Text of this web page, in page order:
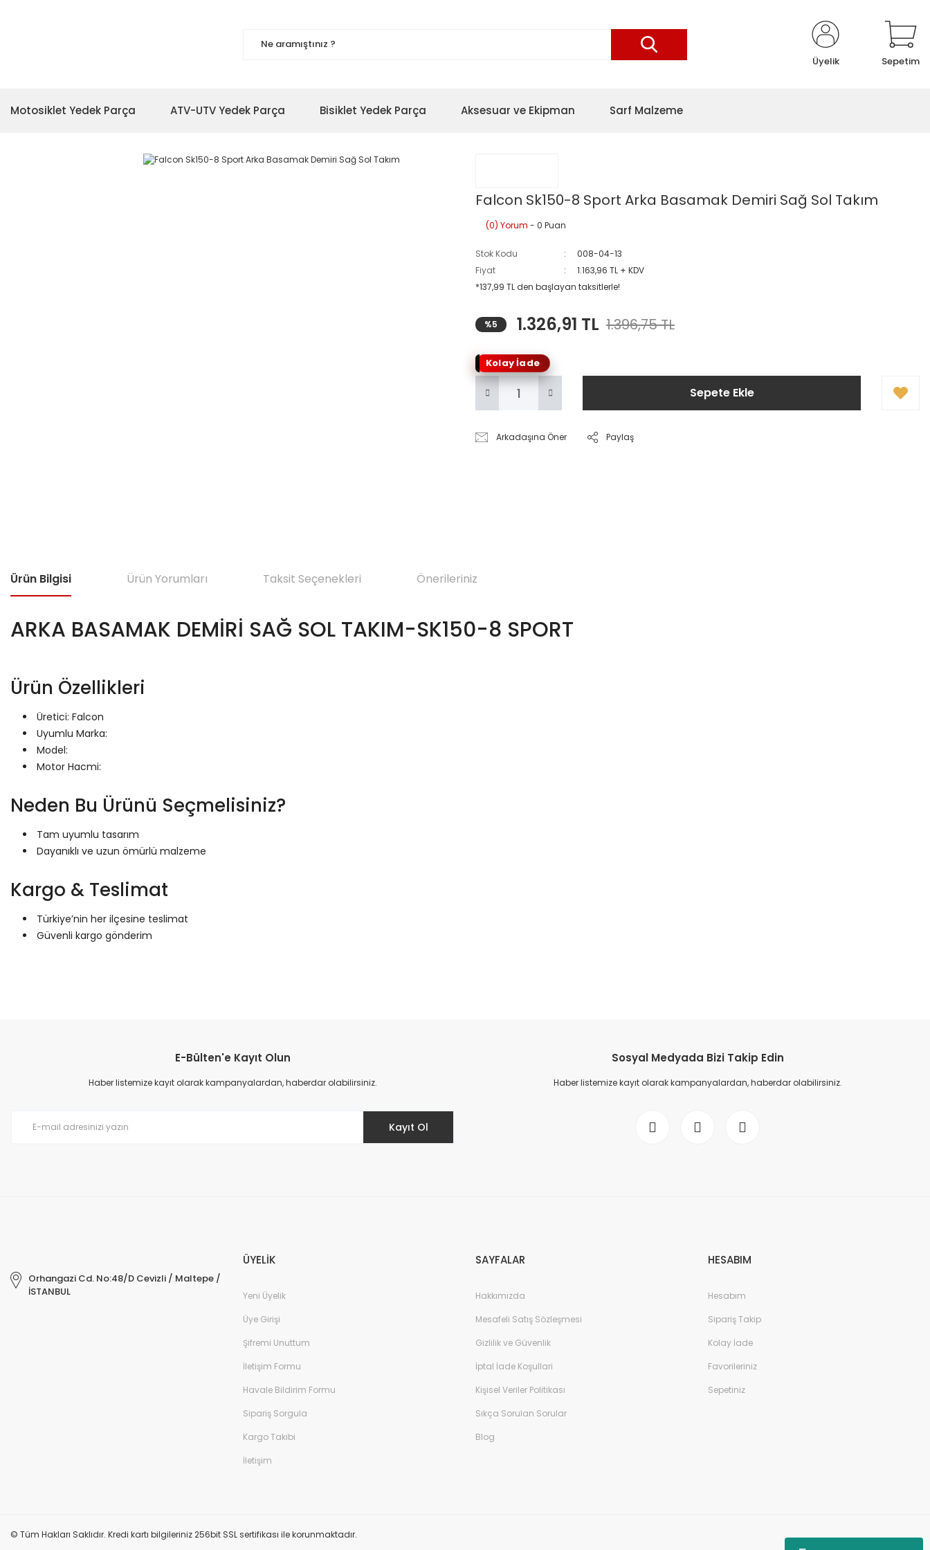
Üyelik Sepetim
Motosiklet Yedek Parça ATV-UTV Yedek Parça Bisiklet Yedek Parça Aksesuar ve Ekipman Sarf Malzeme
Falcon Sk150-8 Sport Arka Basamak Demiri Sağ Sol Takım
(0) Yorum - 0 Puan
Stok Kodu
008-04-13
Fiyat
1.163,96 TL + KDV
*137,99 TL den başlayan taksitlerle!
%5 1.326,91 TL 1.396,75 TL
Kolay İade
Sepete Ekle
Arkadaşına Öner Paylaş
Ürün Bilgisi Ürün Yorumları Taksit Seçenekleri Önerileriniz
ARKA BASAMAK DEMİRİ SAĞ SOL TAKIM-SK150-8 SPORT
Ürün Özellikleri
Üretici: Falcon
Uyumlu Marka:
Model:
Motor Hacmi:
Neden Bu Ürünü Seçmelisiniz?
Tam uyumlu tasarım
Dayanıklı ve uzun ömürlü malzeme
Kargo & Teslimat
Türkiye’nin her ilçesine teslimat
Güvenli kargo gönderim
Ürün resmi kalitesiz, bozuk veya görüntülenemiyor.
Ürün açıklamasında eksik bilgiler bulunuyor.
E-Bülten'e Kayıt Olun
Haber listemize kayıt olarak kampanyalardan, haberdar olabilirsiniz.
Kayıt Ol
Sosyal Medyada Bizi Takip Edin
Haber listemize kayıt olarak kampanyalardan, haberdar olabilirsiniz.
Orhangazi Cd. No:48/D Cevizli / Maltepe /
İSTANBUL
ÜYELİK
Yeni Üyelik
Üye Girişi
Şifremi Unuttum
İletişim Formu
Havale Bildirim Formu
Sipariş Sorgula
Kargo Takibi
İletişim
SAYFALAR
Hakkımızda
Mesafeli Satış Sözleşmesi
Gizlilik ve Güvenlik
İptal İade Koşullari
Kişisel Veriler Politikası
Sıkça Sorulan Sorular
Blog
HESABIM
Hesabım
Sipariş Takip
Kolay İade
Favorileriniz
Sepetiniz
© Tüm Hakları Saklıdır. Kredi kartı bilgileriniz 256bit SSL sertifikası ile korunmaktadır.